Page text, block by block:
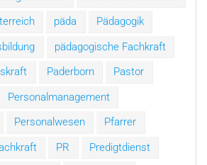
päda
Pädagogik
pädagogische Fachkraft
Paderborn
Pastor
Personalmanagement
Personalwesen
Pfarrer
PR
Predigtdienst